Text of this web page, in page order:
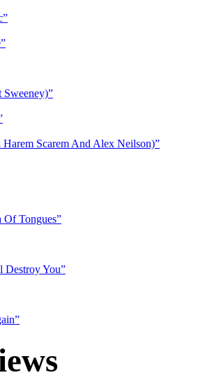
Sweeney)”
Harem Scarem And Alex Neilson)”
Of Tongues”
Destroy You”